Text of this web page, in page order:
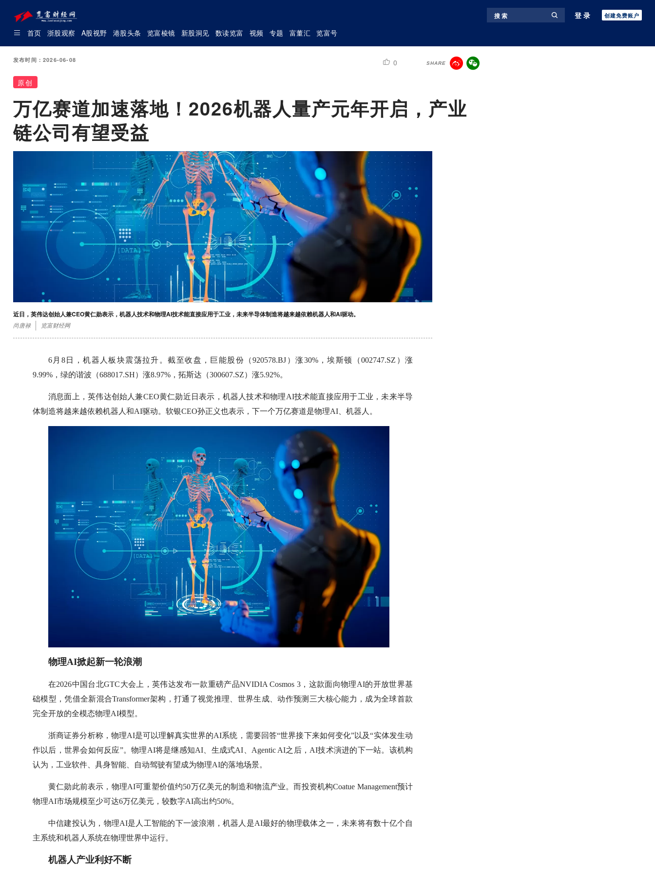
搜 索 登录 创建免费账户
首页 浙股观察 A股视野 港股头条 览富棱镜 新股洞见 数读览富 视频 专题 富董汇 览富号
发布时间：2026-06-08 0 SHARE
原创
万亿赛道加速落地！2026机器人量产元年开启，产业
链公司有望受益
近日，英伟达创始人兼CEO黄仁勋表示，机器人技术和物理AI技术能直接应用于工业，未来半导体制造将越来越依赖机器人和AI驱动。
尚唐禄 览富财经网
6月8日，机器人板块震荡拉升。截至收盘，巨能股份（920578.BJ）涨30%，埃斯顿（002747.SZ）涨
9.99%，绿的谐波（688017.SH）涨8.97%，拓斯达（300607.SZ）涨5.92%。
消息面上，英伟达创始人兼CEO黄仁勋近日表示，机器人技术和物理AI技术能直接应用于工业，未来半导
体制造将越来越依赖机器人和AI驱动。软银CEO孙正义也表示，下一个万亿赛道是物理AI、机器人。
物理AI掀起新一轮浪潮
在2026中国台北GTC大会上，英伟达发布一款重磅产品NVIDIA Cosmos 3，这款面向物理AI的开放世界基
础模型，凭借全新混合Transformer架构，打通了视觉推理、世界生成、动作预测三大核心能力，成为全球首款
完全开放的全模态物理AI模型。
浙商证券分析称，物理AI是可以理解真实世界的AI系统，需要回答“世界接下来如何变化”以及“实体发生动
作以后，世界会如何反应”。物理AI将是继感知AI、生成式AI、Agentic AI之后，AI技术演进的下一站。该机构
认为，工业软件、具身智能、自动驾驶有望成为物理AI的落地场景。
黄仁勋此前表示，物理AI可重塑价值约50万亿美元的制造和物流产业。而投资机构Coatue Management预计
物理AI市场规模至少可达6万亿美元，较数字AI高出约50%。
中信建投认为，物理AI是人工智能的下一波浪潮，机器人是AI最好的物理载体之一，未来将有数十亿个自
主系统和机器人系统在物理世界中运行。
机器人产业利好不断